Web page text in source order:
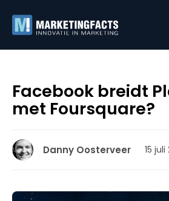
Facebook breidt
met Foursquare?
Danny Oosterveer 15 juli